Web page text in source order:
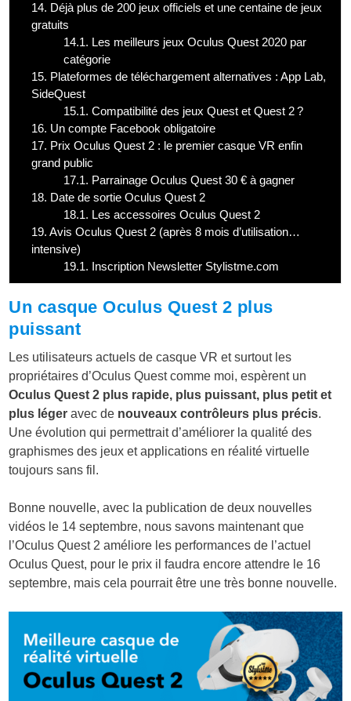
14. Déjà plus de 200 jeux officiels et une centaine de jeux
gratuits
14.1. Les meilleurs jeux Oculus Quest 2020 par
catégorie
15. Plateformes de téléchargement alternatives : App Lab,
SideQuest
15.1. Compatibilité des jeux Quest et Quest 2 ?
16. Un compte Facebook obligatoire
17. Prix Oculus Quest 2 : le premier casque VR enfin
grand public
17.1. Parrainage Oculus Quest 30 € à gagner
18. Date de sortie Oculus Quest 2
18.1. Les accessoires Oculus Quest 2
19. Avis Oculus Quest 2 (après 8 mois d’utilisation…
intensive)
19.1. Inscription Newsletter Stylistme.com
Un casque Oculus Quest 2 plus
puissant
Les utilisateurs actuels de casque VR et surtout les
propriétaires d’Oculus Quest comme moi, espèrent un
Oculus Quest 2 plus rapide, plus puissant, plus petit et
plus léger avec de nouveaux contrôleurs plus précis.
Une évolution qui permettrait d’améliorer la qualité des
graphismes des jeux et applications en réalité virtuelle
toujours sans fil.
Bonne nouvelle, avec la publication de deux nouvelles
vidéos le 14 septembre, nous savons maintenant que
l’Oculus Quest 2 améliore les performances de l’actuel
Oculus Quest, pour le prix il faudra encore attendre le 16
septembre, mais cela pourrait être une très bonne nouvelle.